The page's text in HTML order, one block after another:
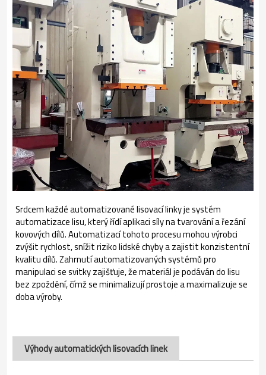
Srdcem každé automatizované lisovací linky je systém
automatizace lisu, který řídí aplikaci síly na tvarování a řezání
kovových dílů. Automatizací tohoto procesu mohou výrobci
zvýšit rychlost, snížit riziko lidské chyby a zajistit konzistentní
kvalitu dílů. Zahrnutí automatizovaných systémů pro
manipulaci se svitky zajišťuje, že materiál je podáván do lisu
bez zpoždění, čímž se minimalizují prostoje a maximalizuje se
doba výroby.
Výhody automatických lisovacích linek